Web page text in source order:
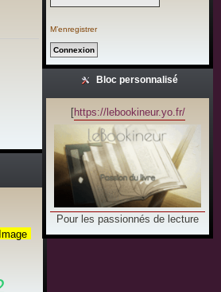
M’enregistrer
Bloc personnalisé
[https://lebookineur.yo.fr/
Pour les passionnés de lecture